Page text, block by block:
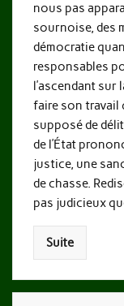
nous pas
sournoise, des
démocratie
responsables
l’ascendant
faire son travail
supposé de
de l’État
justice, une
de chasse.
pas judicieux
Suite